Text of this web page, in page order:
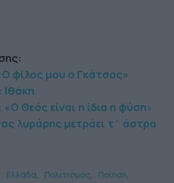
φίλος μου ο Γκάτσος»
Ιθάκη
Θεός είναι η ίδια η φύση»
λυράρης μετράει τ΄ άστρα
Ελλάδα Πολιτισμός
Ποίηση